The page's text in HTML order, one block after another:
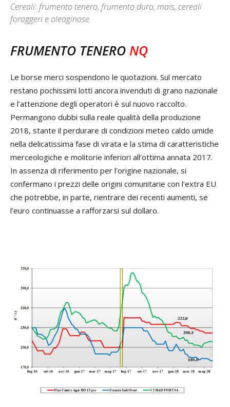
Cereali: frumento tenero, frumento duro, mais, cereali
foraggeri e oleaginose.
FRUMENTO TENERO NQ
Le borse merci sospendono le quotazioni. Sul mercato
restano pochissimi lotti ancora invenduti di grano nazionale
e l’attenzione degli operatori è sul nuovo raccolto.
Permangono dubbi sulla reale qualità della produzione
2018, stante il perdurare di condizioni meteo caldo umide
nella delicatissima fase di virata e la stima di caratteristiche
merceologiche e molitorie inferiori all’ottima annata 2017.
In assenza di riferimento per l’origine nazionale, si
confermano i prezzi delle origini comunitarie con l’extra EU
che potrebbe, in parte, rientrare dei recenti aumenti, se
l’euro continuasse a rafforzarsi sul dollaro.